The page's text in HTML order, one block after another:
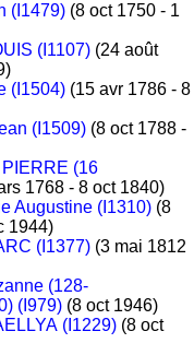
(I1479) (8 oct 1750 - 1
(I1107) (24 août
(I1504) (15 avr 1786 - 8
(I1509) (8 oct 1788 -
(16
1768 - 8 oct 1840)
Augustine (I1310) (8
1944)
(I1377) (3 mai 1812
(128-
(I979) (8 oct 1946)
(I1229) (8 oct